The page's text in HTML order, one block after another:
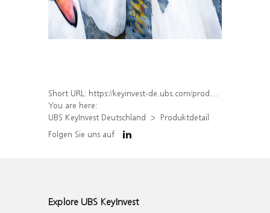
Short URL: https://keyinvest-de.ubs.com/produkt/detail/index/isin/DE000WA6AWB0
You are here:
UBS KeyInvest Deutschland
Produktdetail
Folgen Sie uns auf
Explore UBS KeyInvest